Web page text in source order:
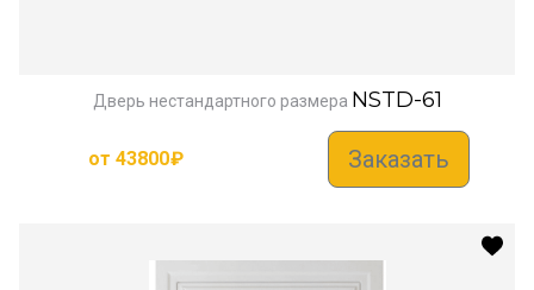
Дверь нестандартного размера NSTD-61
от 43800₽ Заказать